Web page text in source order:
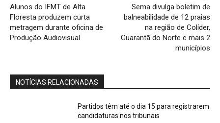
Alunos do IFMT de Alta
Floresta produzem curta
metragem durante oficina de
Produção Audiovisual
Sema divulga boletim de
balneabilidade de 12 praias
na região de Colíder,
Guarantã do Norte e mais 2
municípios
NOTÍCIAS RELACIONADAS
Partidos têm até o dia 15 para registrarem
candidaturas nos tribunais